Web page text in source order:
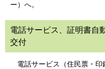
ー）へ。
電話サービス、証明書自
交付
電話サービス（住民票・印